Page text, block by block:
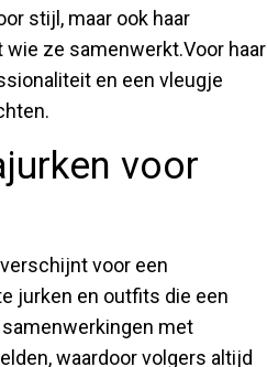
stijl, maar ook haar
ze samenwerkt.Voor haar
en een vleugje
voor
voor een
jurken en outfits die een
met
waardoor volgers altijd